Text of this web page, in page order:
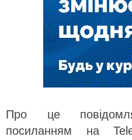
Про це
посиланням на